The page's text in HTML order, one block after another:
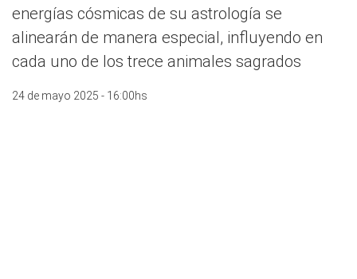
energías cósmicas de su astrología se
alinearán de manera especial, influyendo en
cada uno de los trece animales sagrados
24 de mayo 2025 - 16:00hs